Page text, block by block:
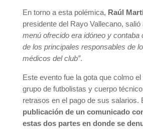
En torno a esta polémica, Raúl
presidente del Rayo Vallecano,
menú ofrecido era idóneo y contaba
de los principales responsables de
médicos del club”.
Este evento fue la gota que colmo
grupo de futbolistas y cuerpo
retrasos en el pago de sus salarios.
publicación de un comunicado
estas dos partes en donde se